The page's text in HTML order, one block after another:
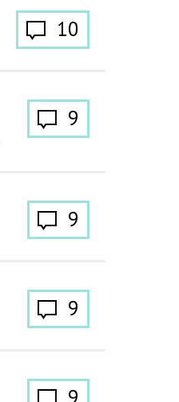
10
9
9
9